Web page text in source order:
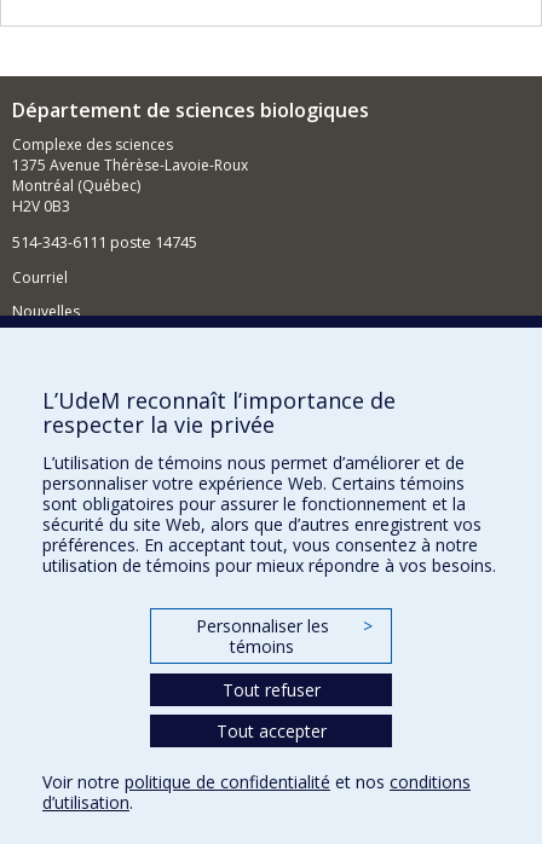
Département de sciences biologiques
Complexe des sciences
1375 Avenue Thérèse-Lavoie-Roux
Montréal (Québec)
H2V 0B3
514-343-6111 poste 14745
Courriel
Nouvelles
Comment soutenir le Département?
BESOIN D'AIDE?
Plan du site
Signaler une erreur
Accessibilité
FACULTÉ DES ARTS ET DES SCIENCES
Nos départements et écoles
Conditions d’utilisation
L’UdeM reconnaît l’importance de
respecter la vie privée
L’utilisation de témoins nous permet d’améliorer et de
personnaliser votre expérience Web. Certains témoins
sont obligatoires pour assurer le fonctionnement et la
sécurité du site Web, alors que d’autres enregistrent vos
préférences. En acceptant tout, vous consentez à notre
utilisation de témoins pour mieux répondre à vos besoins.
Personnaliser les
témoins
>
Tout refuser
Tout accepter
Voir notre politique de confidentialité et nos conditions
d’utilisation.